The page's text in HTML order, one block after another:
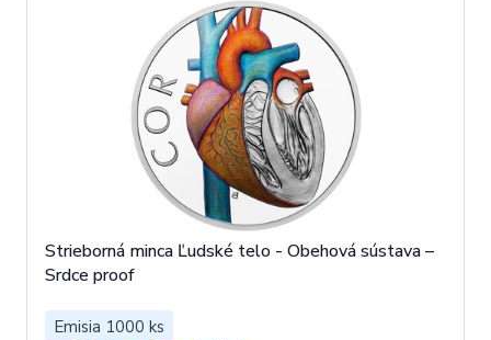
Strieborná minca Ľudské telo - Obehová sústava –
Srdce proof
Emisia 1000 ks